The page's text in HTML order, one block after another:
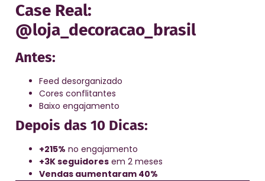
Case Real:
@loja_decoracao_brasil
Antes:
Feed desorganizado
Cores conflitantes
Baixo engajamento
Depois das 10 Dicas:
+215% no engajamento
+3K seguidores em 2 meses
Vendas aumentaram 40%